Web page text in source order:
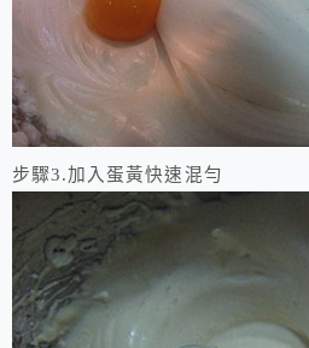
步驟3.加入蛋黃快速混勻